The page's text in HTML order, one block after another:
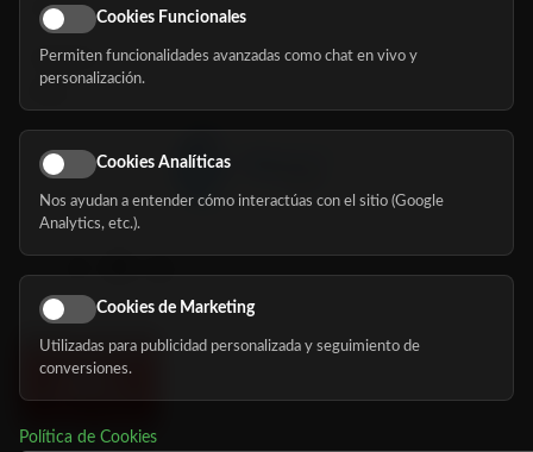
Eventos
Nosotros
Síguenos
Cookies Funcionales
Permiten funcionalidades avanzadas como chat en vivo y
personalización.
Cookies Analíticas
Nos ayudan a entender cómo interactúas con el sitio (Google
Analytics, etc.).
Cookies de Marketing
Utilizadas para publicidad personalizada y seguimiento de
conversiones.
Política de Cookies